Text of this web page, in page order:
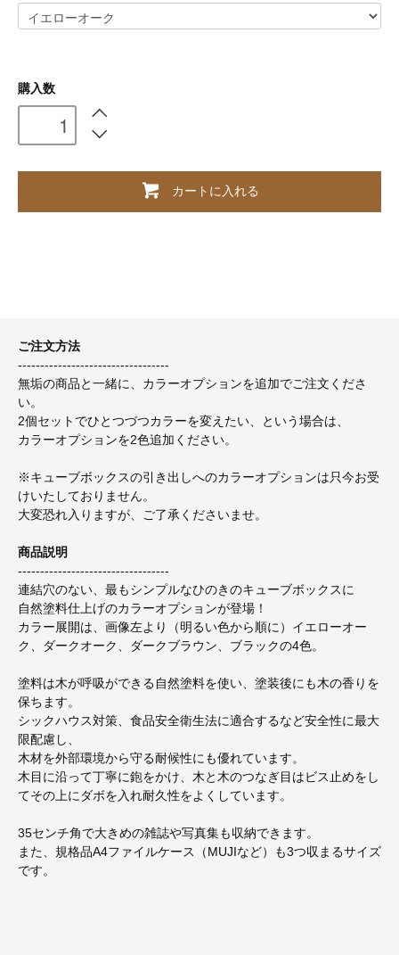
購入数
カートに入れる
ご注文方法
----------------------------------
無垢の商品と一緒に、カラーオプションを追加でご注文くださ
い。
2個セットでひとつづつカラーを変えたい、という場合は、
カラーオプションを2色追加ください。
※キューブボックスの引き出しへのカラーオプションは只今お受
けいたしておりません。
大変恐れ入りますが、ご了承くださいませ。
商品説明
----------------------------------
連結穴のない、最もシンプルなひのきのキューブボックスに
自然塗料仕上げのカラーオプションが登場！
カラー展開は、画像左より（明るい色から順に）イエローオー
ク、ダークオーク、ダークブラウン、ブラックの4色。
塗料は木が呼吸ができる自然塗料を使い、塗装後にも木の香りを
保ちます。
シックハウス対策、食品安全衛生法に適合するなど安全性に最大
限配慮し、
木材を外部環境から守る耐候性にも優れています。
木目に沿って丁寧に鉋をかけ、木と木のつなぎ目はビス止めをし
てその上にダボを入れ耐久性をよくしています。
35センチ角で大きめの雑誌や写真集も収納できます。
また、規格品A4ファイルケース（MUJIなど）も3つ収まるサイズ
です。